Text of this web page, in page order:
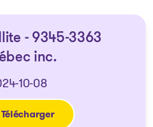
- 9345-3363
inc.
10-08
Télécharger
: Avis de faillite - 9345-3363